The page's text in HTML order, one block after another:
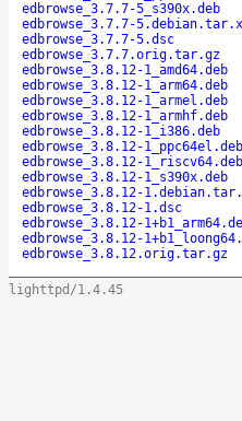
edbrowse_3.7.7-5_s390x.deb
edbrowse_3.7.7-
edbrowse_3.7.7-5.dsc
edbrowse_3.7.7.orig.tar.gz
edbrowse_3.8.12-1_amd64.deb
edbrowse_3.8.12-1_arm64.deb
edbrowse_3.8.12-1_armel.deb
edbrowse_3.8.12-1_armhf.deb
edbrowse_3.8.12-1_i386.deb
edbrowse_3.8.12-1_ppc64el.deb
edbrowse_3.8.12-1_riscv64.deb
edbrowse_3.8.12-1_s390x.deb
edbrowse_3.8.12-
edbrowse_3.8.12-1.dsc
edbrowse_3.8.12-
edbrowse_3.8.12-
edbrowse_3.8.12.orig.tar.gz
lighttpd/1.4.45